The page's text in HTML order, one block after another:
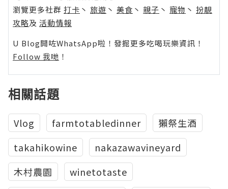
瀏覽更多社群 打卡 丶 旅遊 丶 美食 丶 親子 丶 寵物 丶 扮靚
攻略及 活動情報
U Blog開咗WhatsApp啦！發掘更多吃喝玩樂資訊！
Follow 我哋 ！
相關話題
Vlog farmtotabledinner
獺祭生酒
takahikowine
nakazawavineyard
木村農園
winetotaste